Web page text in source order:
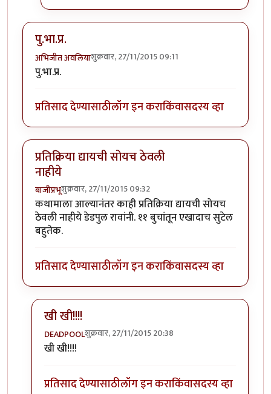
पु.भा.प्र.
अभिजीत अवलियाशुक्रवार, 27/11/2015 09:11
पु.भा.प्र.
प्रतिसाद देण्यासाठीलॉग इन कराकिंवासदस्य व्हा
प्रतिक्रिया द्यायची सोयच ठेवली
नाहीये
बाजीप्रभूशुक्रवार, 27/11/2015 09:32
कथामाला आल्यानंतर काही प्रतिक्रिया द्यायची सोयच
ठेवली नाहीये डेडपुल रावांनी. ११ बुचांतून एखादाच सुटेल
बहुतेक.
प्रतिसाद देण्यासाठीलॉग इन कराकिंवासदस्य व्हा
खी खी!!!!
DEADPOOLशुक्रवार, 27/11/2015 20:38
In reply to
खी खी!!!!
प्रतिसाद देण्यासाठीलॉग इन कराकिंवासदस्य व्हा